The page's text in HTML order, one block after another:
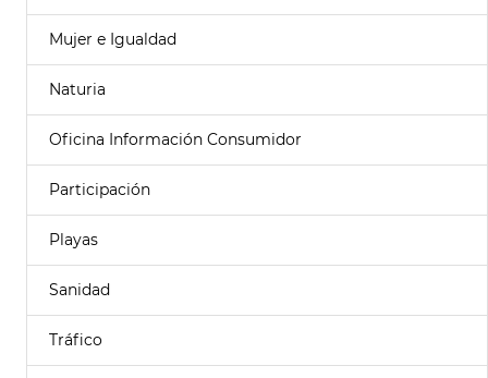
Mujer e Igualdad
Naturia
Oficina Información Consumidor
Participación
Playas
Sanidad
Tráfico